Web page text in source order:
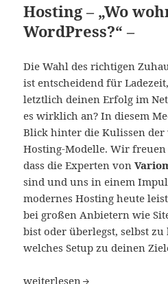
Hosting – „Wo
WordPress?“ –
Die Wahl des richtigen
ist entscheidend für
letztlich deinen Erfolg im
es wirklich an? In diesem
Blick hinter die Kulissen der
Hosting-Modelle. Wir
dass die Experten von
sind und uns in einem
modernes Hosting heute
bei großen Anbietern wie
bist oder überlegst, selbst
welches Setup zu deinen
Hosting – „Wo wohnt mein
weiterlesen